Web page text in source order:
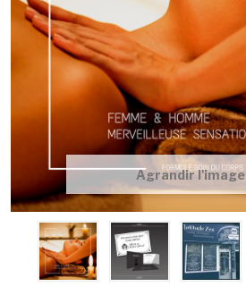
Agrandir l'image